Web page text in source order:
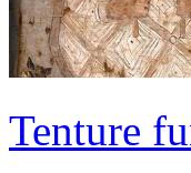
Tenture